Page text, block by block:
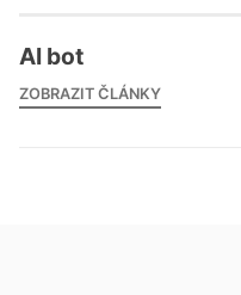
AI bot
ZOBRAZIT ČLÁNKY